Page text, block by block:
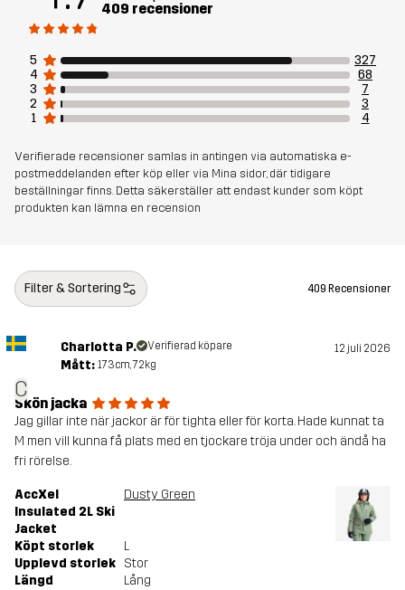
Andningsförmåga: 10 000 g/m²/24h
Vikt 1039g i storlek M
Hållbarhet Återvunna detaljer läs här
Artikelnummer 10676_2001
409 recensioner
5
327
4
68
3
7
2
3
1
4
Verifierade recensioner samlas in antingen via automatiska e-
postmeddelanden efter köp eller via Mina sidor, där tidigare
beställningar finns. Detta säkerställer att endast kunder som köpt
produkten kan lämna en recension
Filter & Sortering 409 Recensioner
C
Charlotta P. Verifierad köpare 12 juli 2026
Mått: 173cm, 72kg
Skön jacka
Jag gillar inte när jackor är för tighta eller för korta. Hade kunnat ta
M men vill kunna få plats med en tjockare tröja under och ändå ha
fri rörelse.
AccXel
Insulated 2L Ski
Jacket
Dusty Green
Köpt storlek
L
Upplevd storlek Stor
Längd
Lång